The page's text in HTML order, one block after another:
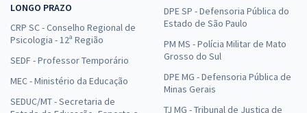
LONGO PRAZO
CRP SC - Conselho Regional de
Psicologia - 12ª Região
SEDF - Professor Temporário
MEC - Ministério da Educação
SEDUC/MT - Secretaria de
DPE SP - Defensoria Pública do
Estado de São Paulo
PM MS - Polícia Militar de Mato
Grosso do Sul
DPE MG - Defensoria Pública de
Minas Gerais
TJ MG - Tribunal de Justiça de